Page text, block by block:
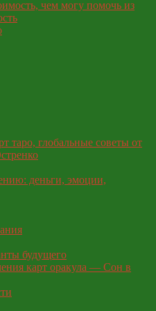
чем могу помочь из
таро, глобальные советы от
деньги, эмоции,
будущего
карт оракула — Сон в